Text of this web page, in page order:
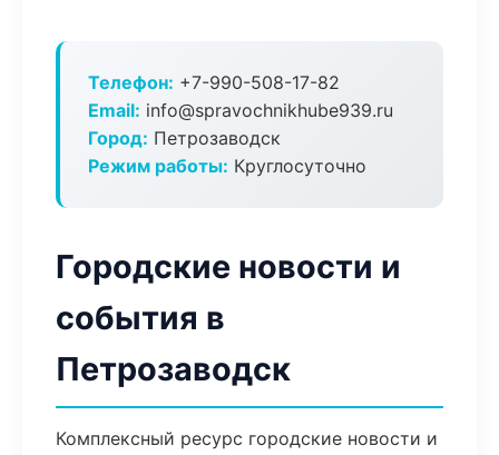
Телефон: +7-990-508-17-82
Email: info@spravochnikhube939.ru
Город: Петрозаводск
Режим работы: Круглосуточно
Городские новости и
события в
Петрозаводск
Комплексный ресурс городские новости и